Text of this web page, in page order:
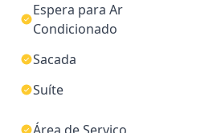
Espera para Ar
Condicionado
Sacada
Suíte